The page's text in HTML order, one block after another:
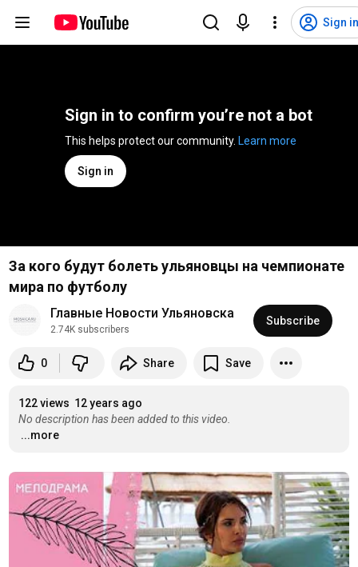
Sign in
Sign in to confirm you’re not a bot
Learn more
Sign in
За кого будут болеть ульяновцы на чемпионате
мира по футболу
Главные Новости Ульяновска
2.74K subscribers
Subscribe
0 Share Save
122 views 12 years ago
No description has been added to this video.
...more